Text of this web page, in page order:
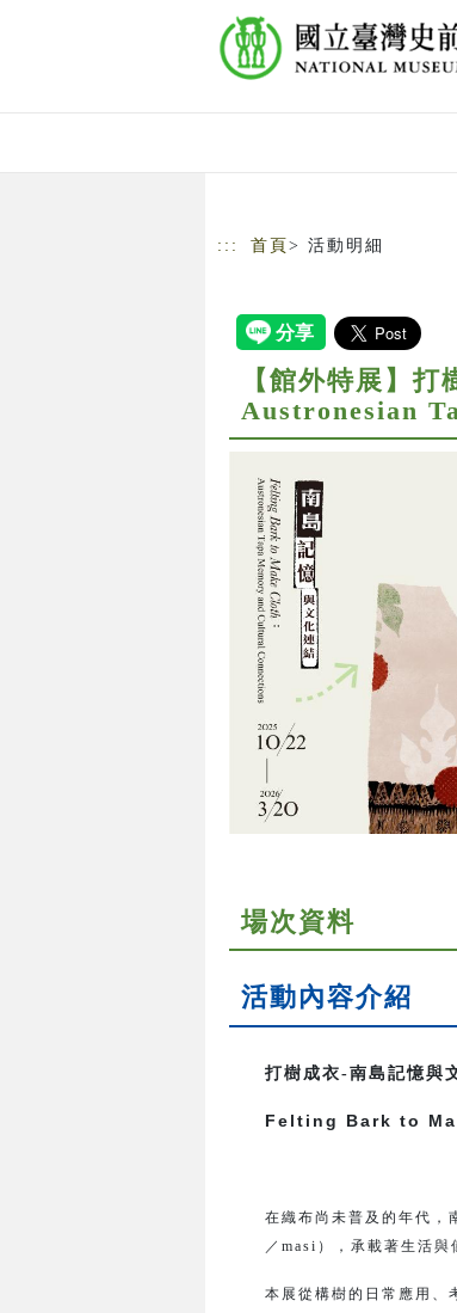
::: 首頁 > 活動明細
【館外特展】
Austronesian
場次資料
活動內容介紹
打樹成衣-南島記憶與
Felting Bark to
在織布尚未普及的年代
／masi），承載著生活與
本展從構樹的日常應用、